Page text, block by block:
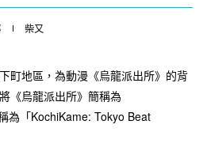
柴又
町地區，為動漫《烏龍派出所》的背
《烏龍派出所》簡稱為
為「KochiKame: Tokyo Beat